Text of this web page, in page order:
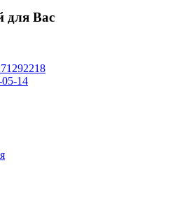
для Вас
14